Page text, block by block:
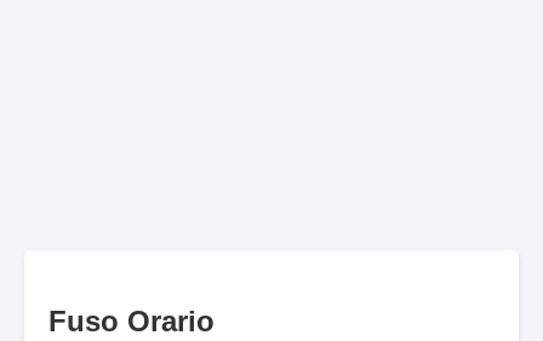
Fuso Orario